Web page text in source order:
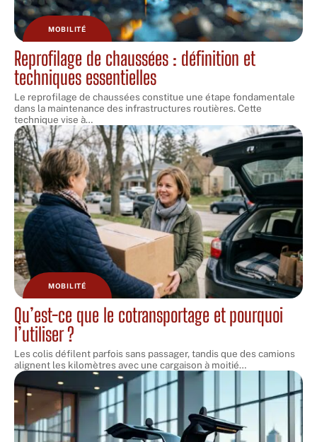
MOBILITÉ
Reprofilage de chaussées : définition et
techniques essentielles
Le reprofilage de chaussées constitue une étape fondamentale
dans la maintenance des infrastructures routières. Cette
technique vise à…
MOBILITÉ
Qu’est-ce que le cotransportage et pourquoi
l’utiliser ?
Les colis défilent parfois sans passager, tandis que des camions
alignent les kilomètres avec une cargaison à moitié…